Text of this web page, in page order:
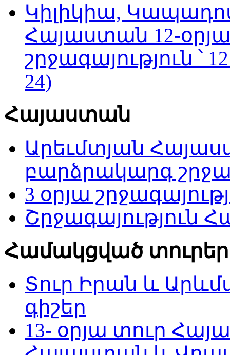
Կիլիկիա,
Հայաստան 12-
շրջագայություն ՝
24)
Հայաստան
Արեւմտյան
բարձրակարգ
3 օրյա
Շրջագայություն
Համակցված տուրեր
Տուր Իրան և
գիշեր
13- օրյա տուր